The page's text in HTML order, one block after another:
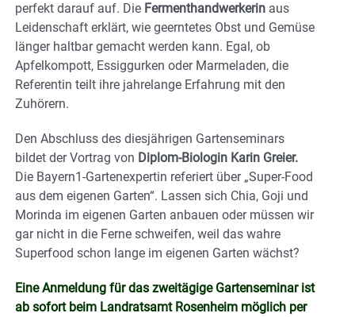
perfekt darauf auf. Die Fermenthandwerkerin aus
Leidenschaft erklärt, wie geerntetes Obst und Gemüse
länger haltbar gemacht werden kann. Egal, ob
Apfelkompott, Essiggurken oder Marmeladen, die
Referentin teilt ihre jahrelange Erfahrung mit den
Zuhörern.
Den Abschluss des diesjährigen Gartenseminars
bildet der Vortrag von Diplom-Biologin Karin Greier.
Die Bayern1-Gartenexpertin referiert über „Super-Food
aus dem eigenen Garten“. Lassen sich Chia, Goji und
Morinda im eigenen Garten anbauen oder müssen wir
gar nicht in die Ferne schweifen, weil das wahre
Superfood schon lange im eigenen Garten wächst?
Eine Anmeldung für das zweitägige Gartenseminar ist
ab sofort beim Landratsamt Rosenheim möglich per